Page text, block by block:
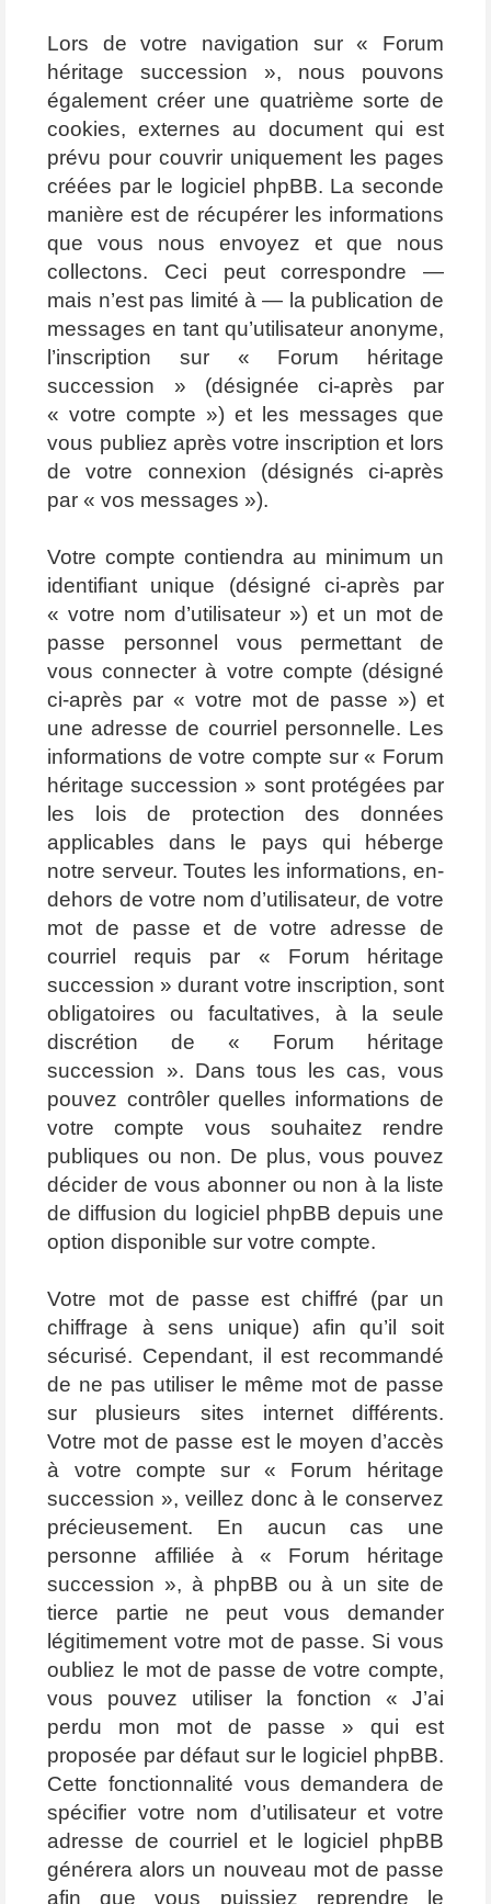
Lors de votre navigation sur « Forum
héritage succession », nous pouvons
également créer une quatrième sorte de
cookies, externes au document qui est
prévu pour couvrir uniquement les pages
créées par le logiciel phpBB. La seconde
manière est de récupérer les informations
que vous nous envoyez et que nous
collectons. Ceci peut correspondre —
mais n’est pas limité à — la publication de
messages en tant qu’utilisateur anonyme,
l’inscription sur « Forum héritage
succession » (désignée ci-après par
« votre compte ») et les messages que
vous publiez après votre inscription et lors
de votre connexion (désignés ci-après
par « vos messages »).
Votre compte contiendra au minimum un
identifiant unique (désigné ci-après par
« votre nom d’utilisateur ») et un mot de
passe personnel vous permettant de
vous connecter à votre compte (désigné
ci-après par « votre mot de passe ») et
une adresse de courriel personnelle. Les
informations de votre compte sur « Forum
héritage succession » sont protégées par
les lois de protection des données
applicables dans le pays qui héberge
notre serveur. Toutes les informations, en-
dehors de votre nom d’utilisateur, de votre
mot de passe et de votre adresse de
courriel requis par « Forum héritage
succession » durant votre inscription, sont
obligatoires ou facultatives, à la seule
discrétion de « Forum héritage
succession ». Dans tous les cas, vous
pouvez contrôler quelles informations de
votre compte vous souhaitez rendre
publiques ou non. De plus, vous pouvez
décider de vous abonner ou non à la liste
de diffusion du logiciel phpBB depuis une
option disponible sur votre compte.
Votre mot de passe est chiffré (par un
chiffrage à sens unique) afin qu’il soit
sécurisé. Cependant, il est recommandé
de ne pas utiliser le même mot de passe
sur plusieurs sites internet différents.
Votre mot de passe est le moyen d’accès
à votre compte sur « Forum héritage
succession », veillez donc à le conservez
précieusement. En aucun cas une
personne affiliée à « Forum héritage
succession », à phpBB ou à un site de
tierce partie ne peut vous demander
légitimement votre mot de passe. Si vous
oubliez le mot de passe de votre compte,
vous pouvez utiliser la fonction « J’ai
perdu mon mot de passe » qui est
proposée par défaut sur le logiciel phpBB.
Cette fonctionnalité vous demandera de
spécifier votre nom d’utilisateur et votre
adresse de courriel et le logiciel phpBB
générera alors un nouveau mot de passe
afin que vous puissiez reprendre le